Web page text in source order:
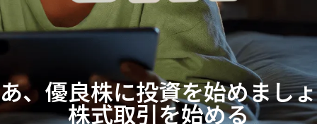
、優良株に投資を始めまし
株式取引を始める